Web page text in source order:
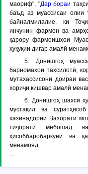
маориф", "Дар бораи
баъд аз муассисаи олии
байналмилалие, ки
инчунин фармон ва
қарору фармоишҳои
ҳуқуқии дигар амалӣ
5. Донишгоҳ
барномаҳои таҳсилотӣ,
мутахассисони доираи
хориҷи кишвар амалӣ
6. Донишгоҳ шахси
мустақил ва
хазинадории Вазорати
тиҷоратӣ мебошад
ҳисоббаробаркунӣ ва
менамояд.
...